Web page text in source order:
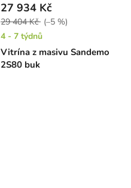
Vitrína z masivu Sandemo
2S80 buk
27 934 Kč
29 404 Kč (–5 %)
4 - 7 týdnů